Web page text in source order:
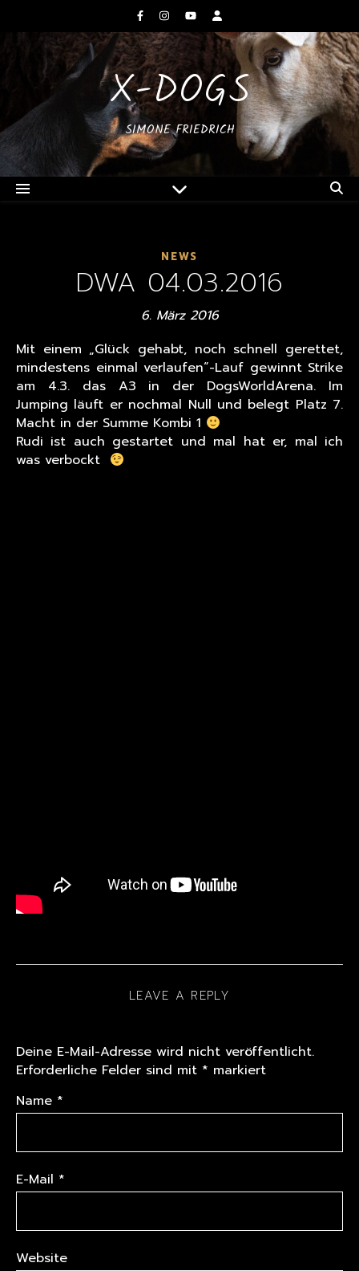
X-DOGS
SIMONE FRIEDRICH
NEWS
DWA 04.03.2016
6. März 2016
Mit einem „Glück gehabt, noch schnell gerettet,
mindestens einmal verlaufen“-Lauf gewinnt Strike
am 4.3. das A3 in der DogsWorldArena. Im
Jumping läuft er nochmal Null und belegt Platz 7.
Macht in der Summe Kombi 1
Rudi ist auch gestartet und mal hat er, mal ich
was verbockt
LEAVE A REPLY
Deine E-Mail-Adresse wird nicht veröffentlicht.
Erforderliche Felder sind mit * markiert
Name *
E-Mail *
Website